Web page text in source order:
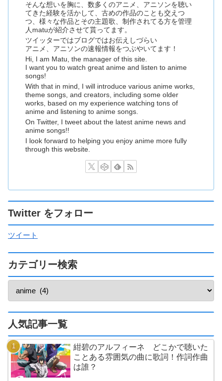
そんな想いを胸に、数多くのアニメ、アニソンを聴い
てきた経験を活かして、古めの作品のことも交えつ
つ、様々な作品とその主題歌、制作されてる方を管理
人matuが紹介させて貰ってます。
ツイッターではブログではお伝えしづらい
アニメ、アニソンの速報情報をつぶやいてます！
Hi, I am Matu, the manager of this site.
I want you to watch great anime and listen to anime
songs!
With that in mind, I will introduce various anime works,
theme songs, and creators, including some older
works, based on my experience watching tons of
anime and listening to anime songs.
On Twitter, I tweet about the latest anime news and
anime songs!!
I look forward to helping you enjoy anime more fully
through this website.
Twitter をフォロー
ツイート
カテゴリー検索
人気記事一覧
紺碧のアルフィーネ どこかで聴いた
ことある雰囲気の曲に歌詞！作詞作曲
は誰？